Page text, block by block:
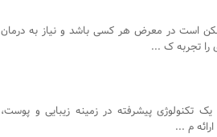
است در معرض هر کسی باشد و نیاز به درمان
را تجربه ک ...
یک تکنولوژی پیشرفته در زمینه زیبایی و پوست،
م ...